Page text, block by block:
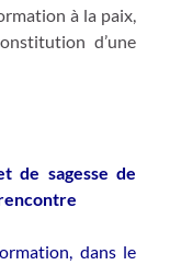
à la paix,
d’une
de sagesse de
dans le